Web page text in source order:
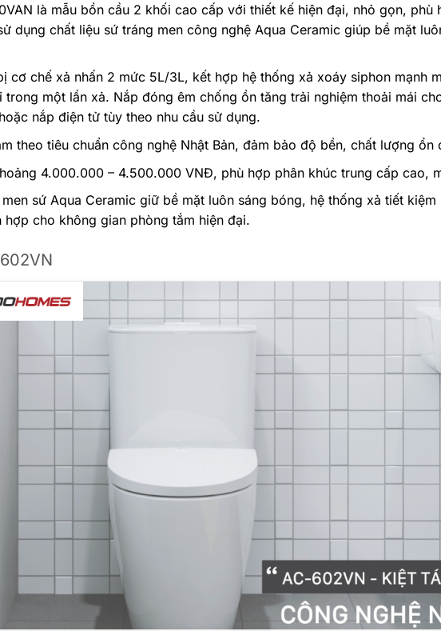
là mẫu bồn cầu 2 khối cao cấp với thiết kế hiện đại, nhỏ gọn,
dụng chất liệu sứ tráng men công nghệ Aqua Ceramic giúp bề mặt
cơ chế xả nhấn 2 mức 5L/3L, kết hợp hệ thống xả xoáy siphon mạnh
một lần xả. Nắp đóng êm chống ồn tăng trải nghiệm thoải mái
nắp điện tử tùy theo nhu cầu sử dụng.
theo tiêu chuẩn công nghệ Nhật Bản, đảm bảo độ bền, chất lượng ổn
4.000.000 – 4.500.000 VNĐ, phù hợp phân khúc trung cấp cao,
sứ Aqua Ceramic giữ bề mặt luôn sáng bóng, hệ thống xả tiết
cho không gian phòng tắm hiện đại.